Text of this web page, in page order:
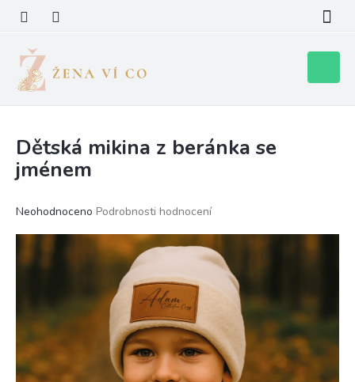
obsah
košík
Dětská mikina z beránka se
jménem
Průměrné
produktu
0,0
hvězdiček.
Neohodnoceno Podrobnosti hodnocení